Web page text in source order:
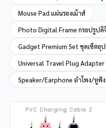
Mouse Pad แผ่นรองเม้าส์
Photo Digital Frame กรอปรูปดิ
Gadget Premium Set ชุดเซ็ตอุ
Universal Travel Plug Adapter
Speaker/Earphone ลำโพง/หูฟัง